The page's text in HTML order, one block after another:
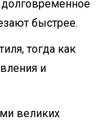
быстрее.
тогда как
и
великих